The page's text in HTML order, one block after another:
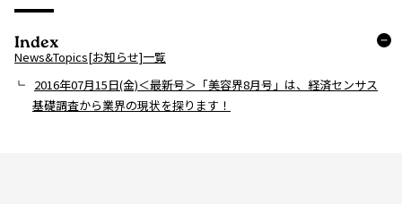
Index
News&Topics[お知らせ]一覧
2016年07月15日(金)＜最新号＞「美容界8月号」は、経済センサス
基礎調査から業界の現状を探ります！